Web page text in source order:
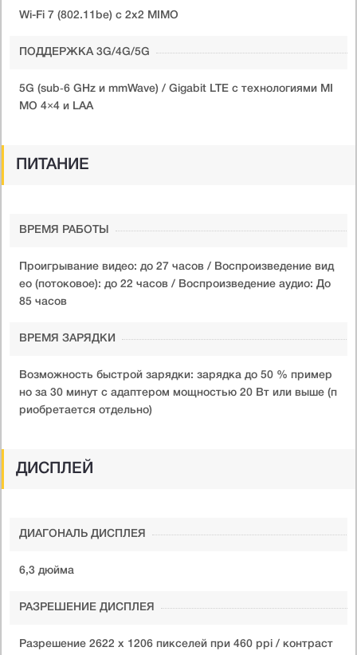
Wi-Fi 7 (802.11be) с 2x2 MIMO
ПОДДЕРЖКА 3G/4G/5G
5G (sub‑6 GHz и mmWave) / Gigabit LTE с технологиями MI
MO 4×4 и LAA
ПИТАНИЕ
ВРЕМЯ РАБОТЫ
Проигрывание видео: до 27 часов / Воспроизведение вид
ео (потоковое): до 22 часов / Воспроизведение аудио: До
85 часов
ВРЕМЯ ЗАРЯДКИ
Возможность быстрой зарядки: зарядка до 50 % пример
но за 30 минут с адаптером мощностью 20 Вт или выше (п
риобретается отдельно)
ДИСПЛЕЙ
ДИАГОНАЛЬ ДИСПЛЕЯ
6,3 дюйма
РАЗРЕШЕНИЕ ДИСПЛЕЯ
Разрешение 2622 х 1206 пикселей при 460 ppi / контраст